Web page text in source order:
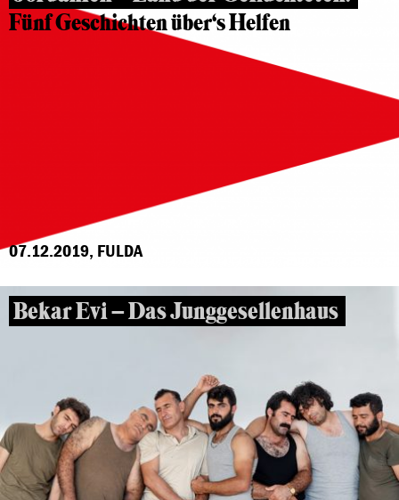
Fünf Geschichten über‘s Helfen
07.12.2019, FULDA
Bekar Evi – Das Junggesellenhaus